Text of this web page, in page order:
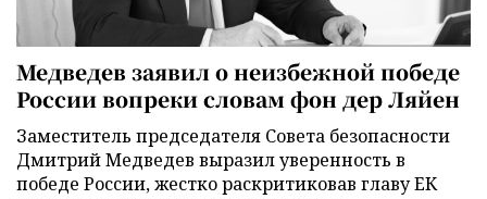
Медведев заявил о неизбежной победе
России вопреки словам фон дер Ляйен
Заместитель председателя Совета безопасности
Дмитрий Медведев выразил уверенность в
победе России, жестко раскритиковав главу ЕК